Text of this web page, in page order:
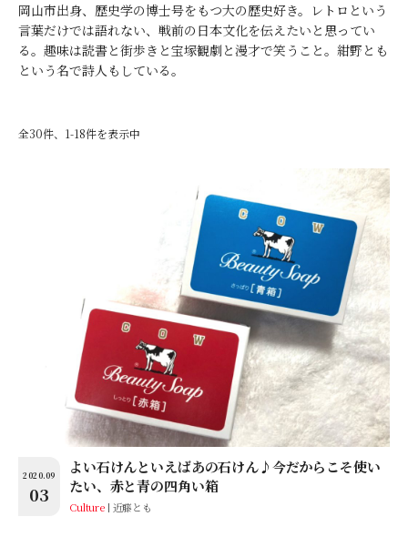
岡山市出身、歴史学の博士号をもつ大の歴史好き。レトロという
言葉だけでは語れない、戦前の日本文化を伝えたいと思ってい
る。趣味は読書と街歩きと宝塚観劇と漫才で笑うこと。紺野とも
という名で詩人もしている。
全30件、1-18件を表示中
2020.09
03
よい石けんといえばあの石けん♪今だからこそ使い
たい、赤と青の四角い箱
Culture 近藤とも